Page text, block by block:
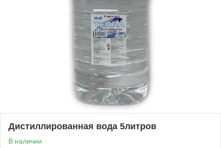
Дистиллированная вода 5литров
В наличии